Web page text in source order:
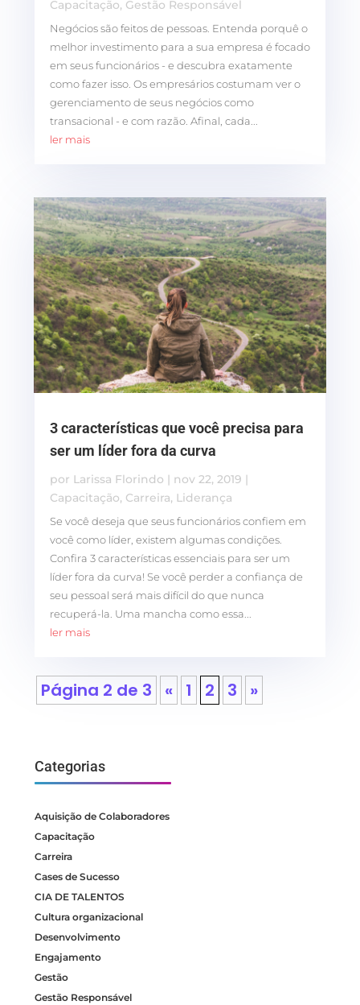
Capacitação, Gestão Responsável
Negócios são feitos de pessoas. Entenda porquê o
melhor investimento para a sua empresa é focado
em seus funcionários - e descubra exatamente
como fazer isso. Os empresários costumam ver o
gerenciamento de seus negócios como
transacional - e com razão. Afinal, cada...
ler mais
3 características que você precisa para
ser um líder fora da curva
por Larissa Florindo nov 22, 2019
Capacitação, Carreira, Liderança
Se você deseja que seus funcionários confiem em
você como líder, existem algumas condições.
Confira 3 características essenciais para ser um
líder fora da curva! Se você perder a confiança de
seu pessoal será mais difícil do que nunca
recuperá-la. Uma mancha como essa...
ler mais
Página 2 de 3 « 1 2 3 »
Categorias
Aquisição de Colaboradores
Capacitação
Carreira
Cases de Sucesso
CIA DE TALENTOS
Cultura organizacional
Desenvolvimento
Engajamento
Gestão
Gestão Responsável